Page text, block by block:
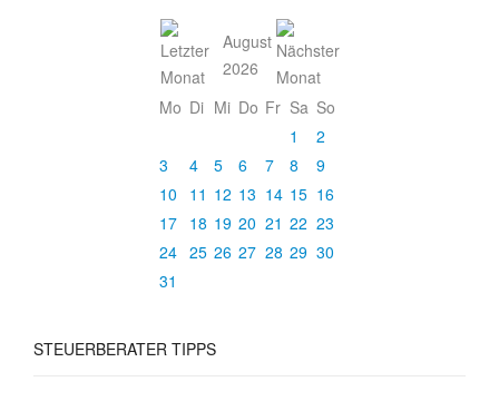
August
2026
Mo Di Mi Do Fr Sa So
1
2
3
4 5 6 7 8
9
10
11 12 13 14 15 16
17
18 19 20 21 22 23
24 25 26 27 28 29 30
31
STEUERBERATER TIPPS